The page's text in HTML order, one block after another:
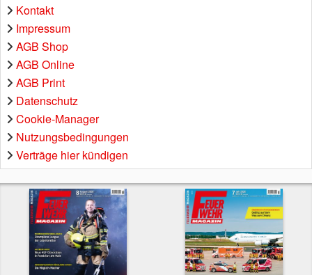
Kontakt
Impressum
AGB Shop
AGB Online
AGB Print
Datenschutz
Cookie-Manager
Nutzungsbedingungen
Verträge hier kündigen